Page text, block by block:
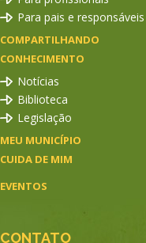
Para pais e responsáveis
COMPARTILHANDO
CONHECIMENTO
Notícias
Biblioteca
Legislação
MEU MUNICÍPIO
CUIDA DE MIM
EVENTOS
CONTATO